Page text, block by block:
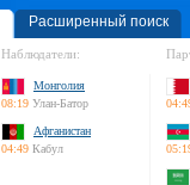
Расширенный поиск
Наблюдатели:
Монголия
08:19 Улан-Батор
Афганистан
04:49 Кабул